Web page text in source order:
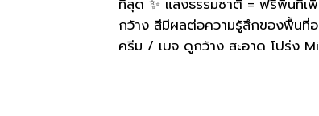
ที่สุด ✨ แสงธรรมชาติ = ฟรีพื้นที่เ
กว้าง สีมีผลต่อความรู้สึกของพื้นที่
ครีม / เบจ ดูกว้าง สะอาด โปร่ง